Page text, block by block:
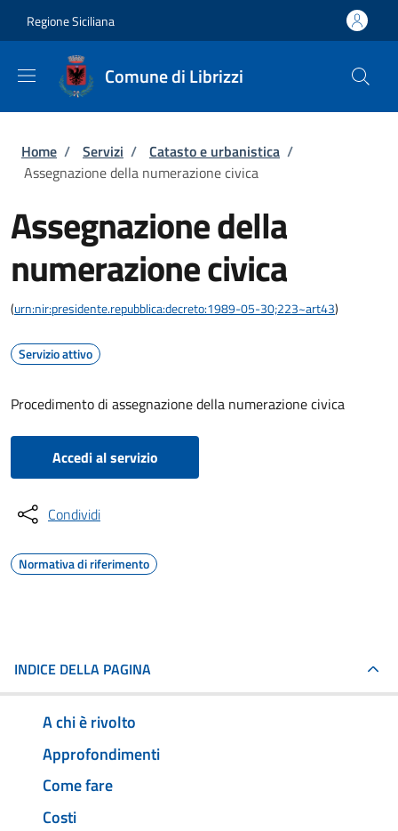
Regione Siciliana
Comune di Librizzi
Briciole di pane
Home / Servizi / Catasto e urbanistica /
Assegnazione della numerazione civica
Assegnazione della
numerazione civica
(urn:nir:presidente.repubblica:decreto:1989-05-30;223~art43)
Servizio attivo
Procedimento di assegnazione della numerazione civica
Accedi al servizio
Condividi
Normativa di riferimento
INDICE DELLA PAGINA
A chi è rivolto
Approfondimenti
Come fare
Costi